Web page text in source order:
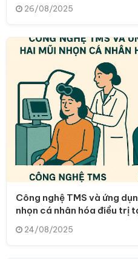
26/08/2025
Công nghệ TMS và ứng
nhọn cá nhân hóa điều trị
24/08/2025